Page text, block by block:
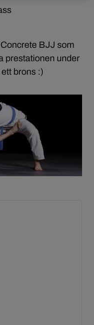
BJJ som
prestationen under
brons :)